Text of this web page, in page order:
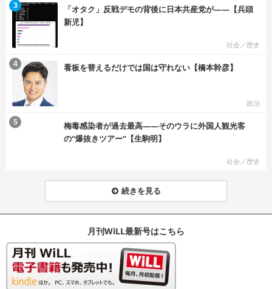
「オタク」反戦デモの背後に日本共産党が――【兵頭
新児】
社会／歴史
3
看板を替えるだけでは国は守れない【橋本幹彦】
政治
4
梅毒感染者が過去最高――そのウラに外国人観光客
の“爆抜きツアー”【生駒明】
社会／歴史
5
続きを見る
月刊WiLL最新号はこちら